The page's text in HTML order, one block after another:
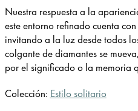
Nuestra respuesta a la
este entorno refinado cuenta
invitando a la luz desde todos
colgante de diamantes se
por el significado o la memoria
Colección: Estilo solitario